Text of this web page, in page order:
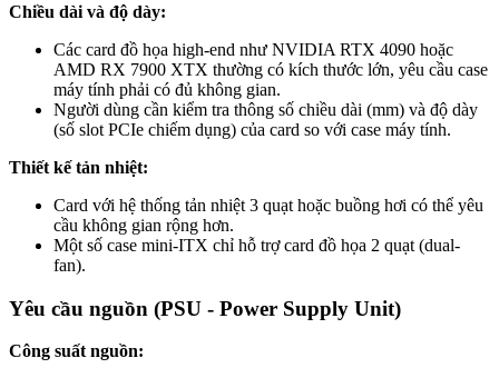
Chiều dài và độ dày:
Các card đồ họa high-end như NVIDIA RTX 4090 hoặc
AMD RX 7900 XTX thường có kích thước lớn, yêu cầu case
máy tính phải có đủ không gian.
Người dùng cần kiểm tra thông số chiều dài (mm) và độ dày
(số slot PCIe chiếm dụng) của card so với case máy tính.
Thiết kế tản nhiệt:
Card với hệ thống tản nhiệt 3 quạt hoặc buồng hơi có thể yêu
cầu không gian rộng hơn.
Một số case mini-ITX chỉ hỗ trợ card đồ họa 2 quạt (dual-
fan).
Yêu cầu nguồn (PSU - Power Supply Unit)
Công suất nguồn: